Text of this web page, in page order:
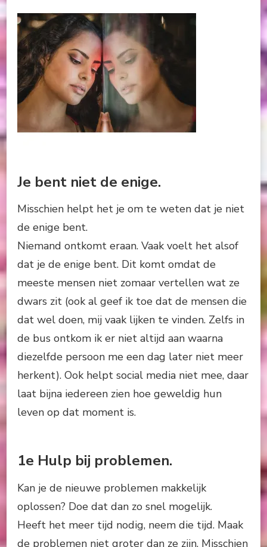
Je bent niet de enige.
Misschien helpt het je om te weten dat je niet
de enige bent.
Niemand ontkomt eraan. Vaak voelt het alsof
dat je de enige bent. Dit komt omdat de
meeste mensen niet zomaar vertellen wat ze
dwars zit (ook al geef ik toe dat de mensen die
dat wel doen, mij vaak lijken te vinden. Zelfs in
de bus ontkom ik er niet altijd aan waarna
diezelfde persoon me een dag later niet meer
herkent). Ook helpt social media niet mee, daar
laat bijna iedereen zien hoe geweldig hun
leven op dat moment is.
1e Hulp bij problemen.
Kan je de nieuwe problemen makkelijk
oplossen? Doe dat dan zo snel mogelijk.
Heeft het meer tijd nodig, neem die tijd. Maak
de problemen niet groter dan ze zijn. Misschien